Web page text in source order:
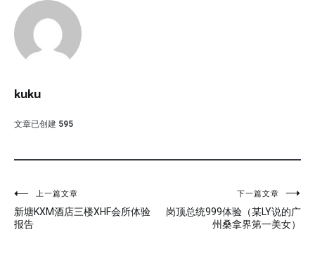
kuku
文章已创建 595
文
章
上一篇文章
新塘KXM酒店三楼XHF会所体验
报告
下一篇文章
岗顶总统999体验（某LY说的广
州桑拿界第一美女）